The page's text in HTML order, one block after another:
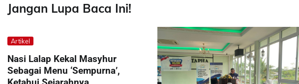
Jangan Lupa Baca Ini!
Artikel
Nasi Lalap Kekal Masyhur
Sebagai Menu ‘Sempurna’,